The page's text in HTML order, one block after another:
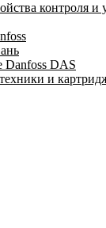
контроля и
Danfoss DAS
и